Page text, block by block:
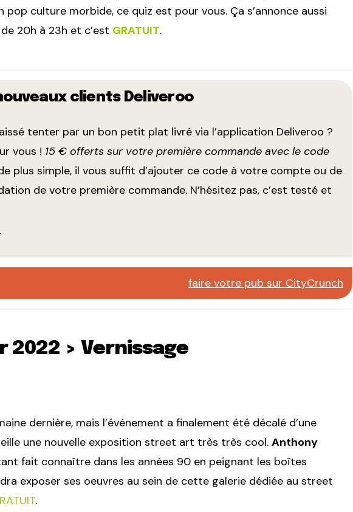
pop culture morbide, ce quiz est pour vous. Ça s’annonce aussi
20h à 23h et c’est GRATUIT.
clients Deliveroo
tenter par un bon petit plat livré via l’application Deliveroo ?
vous ! 15 € offerts sur votre première commande avec le code
plus simple, il vous suffit d’ajouter ce code à votre compte ou de
de votre première commande. N’hésitez pas, c’est testé et
faire votre pub sur CityCrunch
2022 > Vernissage
dernière, mais l’événement a finalement été décalé d’une
une nouvelle exposition street art très très cool. Anthony
fait connaître dans les années 90 en peignant les boîtes
exposer ses oeuvres au sein de cette galerie dédiée au street
.